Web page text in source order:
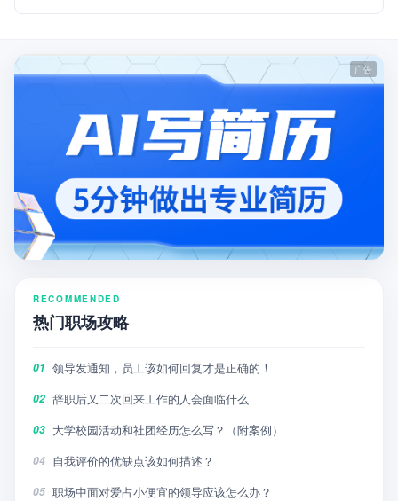
RECOMMENDED
热门职场攻略
01 领导发通知，员工该如何回复才是正确的！
02 辞职后又二次回来工作的人会面临什么
03 大学校园活动和社团经历怎么写？（附案例）
04 自我评价的优缺点该如何描述？
05 职场中面对爱占小便宜的领导应该怎么办？